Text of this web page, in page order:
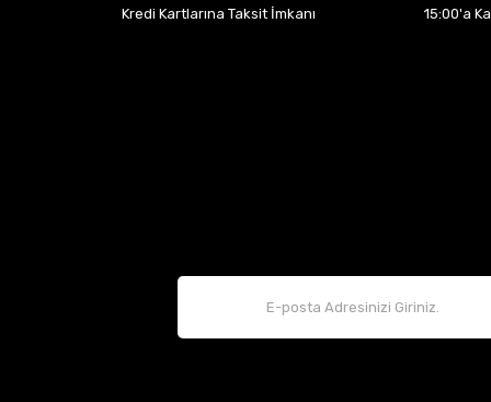
Kredi Kartlarına Taksit İmkanı
15:00'a